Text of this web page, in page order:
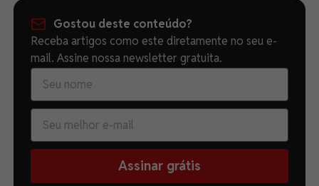
Gostou deste conteúdo?
Receba artigos como este diretamente no seu e-
mail. Assine nossa newsletter gratuita.
Assinar grátis